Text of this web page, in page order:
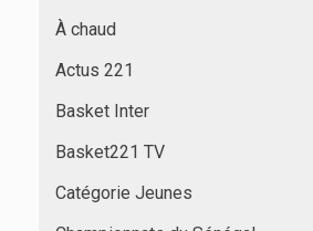
À chaud
Actus 221
Basket Inter
Basket221 TV
Catégorie Jeunes